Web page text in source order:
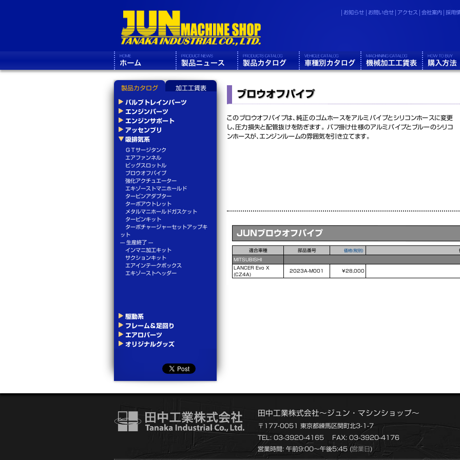
お知らせ お問い合せ アクセス 会社案内 採用
ブロウオフパイプ
このブロウオフパイプは、純正のゴムホースをアルミパイプとシリコンホースに変更
し、圧力損失と配管抜けを防ぎます。 バフ掛け仕様のアルミパイプとブルーのシリコ
ンホースが、エンジンルームの雰囲気を引き立てます。
JUNブロウオフパイプ
適合車種 部品番号 価格(税別)
MITSUBISHI
LANCER Evo X
(CZ4A)
2023A-M001 ¥28,000
製品カタログ 加工工賃表
バルブトレインパーツ
エンジンパーツ
エンジンサポート
アッセンブリ
吸排気系
ＧＴサージタンク
エアファンネル
ビッグスロットル
ブロウオフパイプ
強化アクチュエーター
エキゾーストマニホールド
タービンアダプター
ターボアウトレット
メタルマニホールドガスケット
タービンキット
ターボチャージャーセットアップキ
ット
--- 生産終了 ---
インマニ加工キット
サクションキット
エアインテークボックス
エキゾーストヘッダー
駆動系
フレーム＆足回り
エアロパーツ
オリジナルグッズ
田中工業株式会社～ジュン・マシンショップ～
〒177-0051 東京都練馬区関町北3-1-7
TEL: 03-3920-4165
FAX: 03-3920-4176
営業時間: 午前9:00～午後5:45 (営業日)